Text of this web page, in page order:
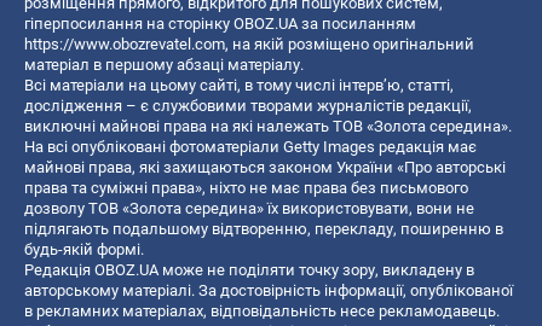
гіперпосилання на сторінку OBOZ.UA за посиланням
https://www.obozrevatel.com, на якій розміщено оригінальний
матеріал в першому абзаці матеріалу.
Всі матеріали на цьому сайті, в тому числі інтерв’ю, статті,
дослідження – є службовими творами журналістів редакції,
виключні майнові права на які належать ТОВ «Золота середина».
На всі опубліковані фотоматеріали Getty Images редакція має
майнові права, які захищаються законом України «Про авторські
права та суміжні права», ніхто не має права без письмового
дозволу ТОВ «Золота середина» їх використовувати, вони не
підлягають подальшому відтворенню, перекладу, поширенню в
будь-якій формі.
Редакція OBOZ.UA може не поділяти точку зору, викладену в
авторському матеріалі. За достовірність інформації, опублікованої
в рекламних матеріалах, відповідальність несе рекламодавець.